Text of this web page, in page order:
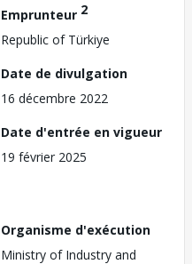
Emprunteur 2
Republic of Türkiye
Date de divulgation
16 décembre 2022
Date d'entrée en vigueur
19 février 2025
Organisme d'exécution
Ministry of Industry and